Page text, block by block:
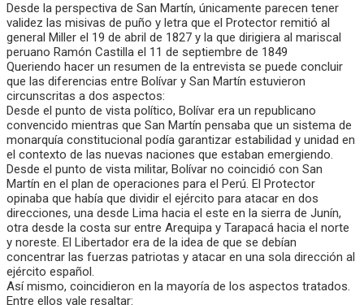
Desde la perspectiva de San Martín, únicamente parecen tener
validez las misivas de puño y letra que el Protector remitió al
general Miller el 19 de abril de 1827 y la que dirigiera al mariscal
peruano Ramón Castilla el 11 de septiembre de 1849
Queriendo hacer un resumen de la entrevista se puede concluir
que las diferencias entre Bolívar y San Martín estuvieron
circunscritas a dos aspectos:
Desde el punto de vista político, Bolívar era un republicano
convencido mientras que San Martín pensaba que un sistema de
monarquía constitucional podía garantizar estabilidad y unidad en
el contexto de las nuevas naciones que estaban emergiendo.
Desde el punto de vista militar, Bolívar no coincidió con San
Martín en el plan de operaciones para el Perú. El Protector
opinaba que había que dividir el ejército para atacar en dos
direcciones, una desde Lima hacia el este en la sierra de Junín,
otra desde la costa sur entre Arequipa y Tarapacá hacia el norte
y noreste. El Libertador era de la idea de que se debían
concentrar las fuerzas patriotas y atacar en una sola dirección al
ejército español.
Así mismo, coincidieron en la mayoría de los aspectos tratados.
Entre ellos vale resaltar: